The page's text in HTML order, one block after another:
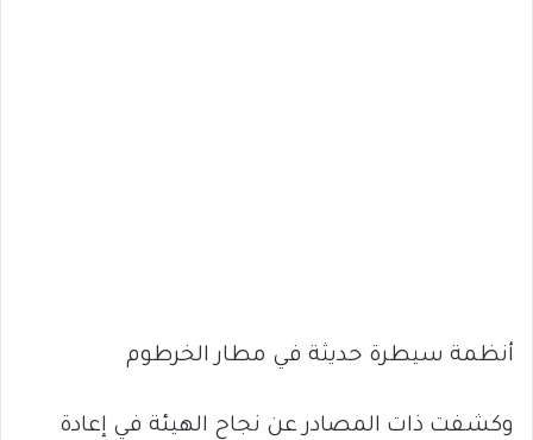
أنظمة سيطرة حديثة في مطار الخرطوم
وكشفت ذات المصادر عن نجاح الهيئة في إعادة